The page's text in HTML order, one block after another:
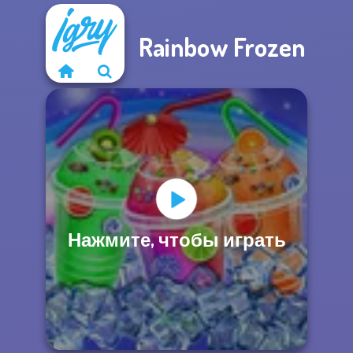
Rainbow Frozen
Нажмите, чтобы играть